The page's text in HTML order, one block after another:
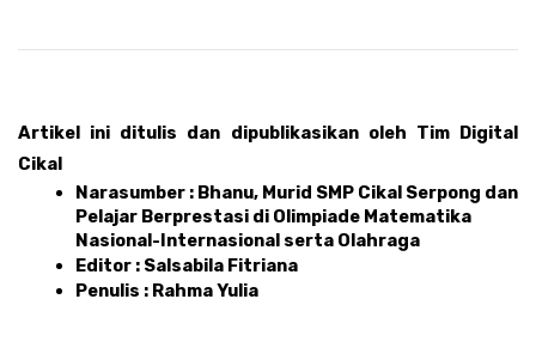
Artikel ini ditulis dan dipublikasikan oleh Tim Digital
Cikal
Narasumber : Bhanu, Murid SMP Cikal Serpong dan
Pelajar Berprestasi di Olimpiade Matematika
Nasional-Internasional serta Olahraga
Editor : Salsabila Fitriana
Penulis : Rahma Yulia